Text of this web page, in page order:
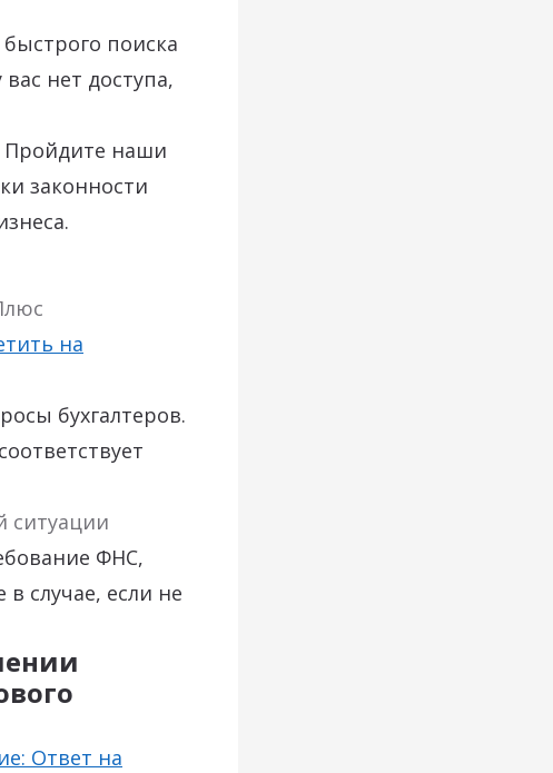
поиска
нет доступа,
Пройдите наши
законности
на
бухгалтеров.
ситуации
ФНС,
случае, если не
Ответ на